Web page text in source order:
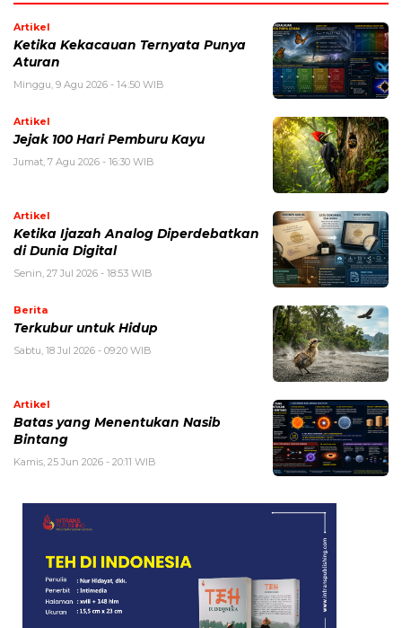
Artikel
Ketika Kekacauan Ternyata Punya
Aturan
Minggu, 9 Agu 2026 - 14:50 WIB
Artikel
Jejak 100 Hari Pemburu Kayu
Jumat, 7 Agu 2026 - 16:30 WIB
Artikel
Ketika Ijazah Analog Diperdebatkan
di Dunia Digital
Senin, 27 Jul 2026 - 18:53 WIB
Berita
Terkubur untuk Hidup
Sabtu, 18 Jul 2026 - 09:20 WIB
Artikel
Batas yang Menentukan Nasib
Bintang
Kamis, 25 Jun 2026 - 20:11 WIB